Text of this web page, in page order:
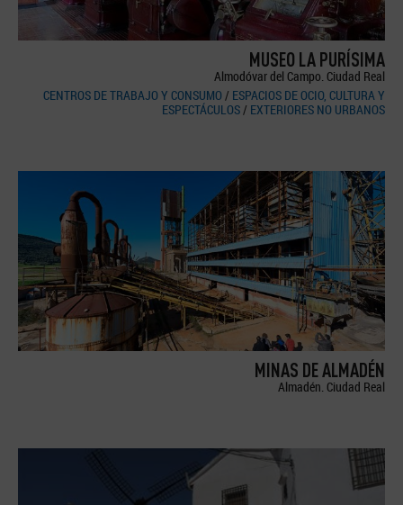
MUSEO LA PURÍSIMA
Almodóvar del Campo. Ciudad Real
CENTROS DE TRABAJO Y CONSUMO / ESPACIOS DE OCIO, CULTURA Y
ESPECTÁCULOS/ EXTERIORES NO URBANOS
MINAS DE ALMADÉN
Almadén. Ciudad Real